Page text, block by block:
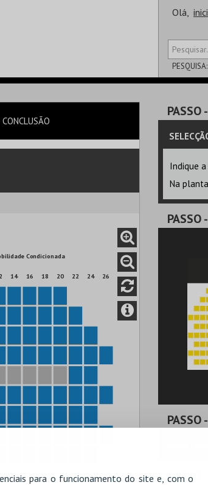
para o funcionamento do site e, com o
Olá,
PESQUISA:
CONCLUSÃO
Condicionada
14 16 18 20 22 24 26
PASSO
Indique
Na
PASSO
PASSO
PASSO